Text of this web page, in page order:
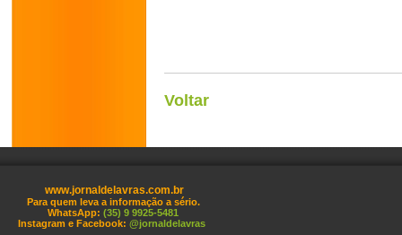
Voltar
www.jornaldelavras.com.br
Para quem leva a informação a sério.
WhatsApp: (35) 9 9925-5481
Instagram e Facebook: @jornaldelavras